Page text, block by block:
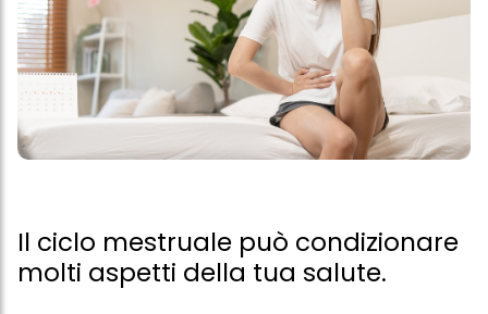
Il ciclo mestruale può condizionare
molti aspetti della tua salute.